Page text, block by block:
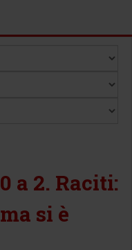
a 2. Raciti:
si è